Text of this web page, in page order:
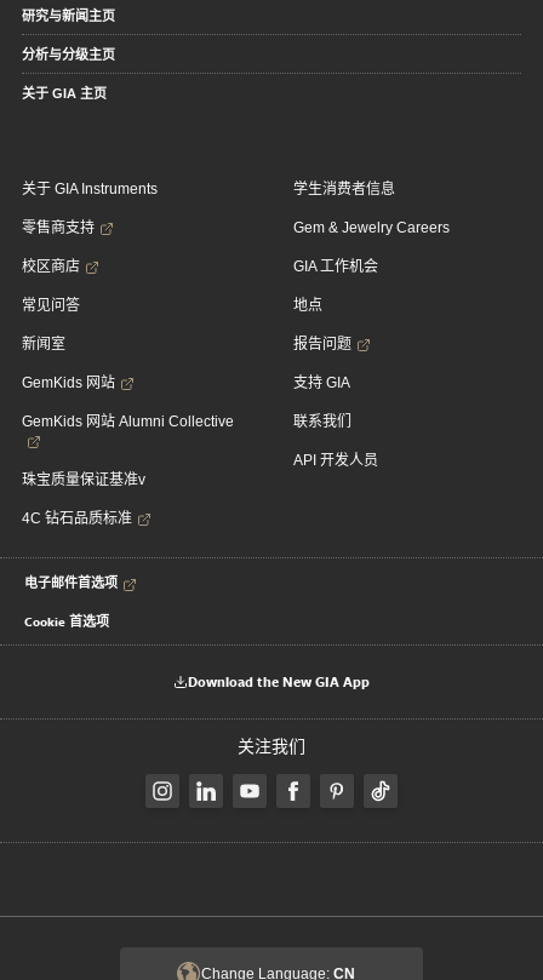
研究与新闻主页
分析与分级主页
关于 GIA 主页
关于 GIA Instruments
零售商支持
校区商店
常见问答
新闻室
GemKids 网站
GemKids 网站 Alumni Collective
珠宝质量保证基准v
4C 钻石品质标准
学生消费者信息
Gem & Jewelry Careers
GIA 工作机会
地点
报告问题
支持 GIA
联系我们
API 开发人员
电子邮件首选项
Cookie 首选项
Download the New GIA App
关注我们
Change Language: CN